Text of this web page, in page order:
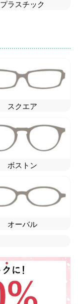
プラスチック
スクエア
ボストン
オーバル